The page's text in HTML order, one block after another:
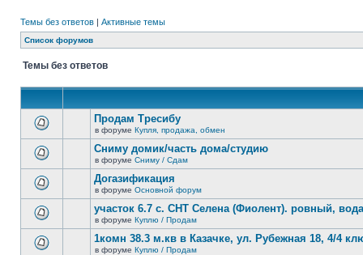
Темы без ответов | Активные темы
Список форумов
Темы без ответов
новых
непрочитанных
сообщений.
Продам Тресибу
в форуме Купля, продажа, обмен
новых
непрочитанных
сообщений.
Сниму домик/часть дома/студию
в форуме Сниму / Сдам
новых
непрочитанных
сообщений.
Догазификация
в форуме Основной форум
участок 6.7 с. СНТ Селена (Фиолент). ровный,
в форуме Куплю / Продам
1комн 38.3 м.кв в Казачке, ул. Рубежная 18, 4/4
в форуме Куплю / Продам